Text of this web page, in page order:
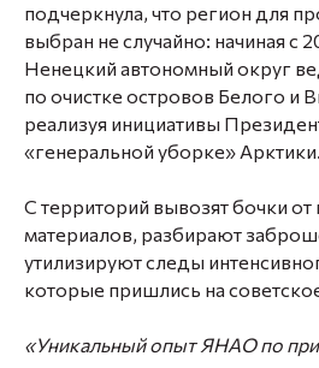
подчеркнула, что регион для
выбран не случайно: начиная с
Ненецкий автономный округ
по очистке островов Белого и
реализуя инициативы
«генеральной уборке» Арктики.
С территорий вывозят бочки
материалов, разбирают
утилизируют следы
которые пришлись на
«Уникальный опыт ЯНАО по